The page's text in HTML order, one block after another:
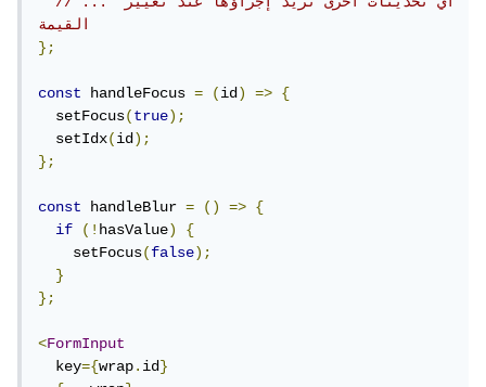
القيمة
};
const handleFocus = (id) =>
{
  setFocus
(true);
  setIdx
(id);
};
const handleBlur = () =>
{
if
(!hasValue)
{
    setFocus
(false);
}
};
<FormInput
  key
={wrap.id}